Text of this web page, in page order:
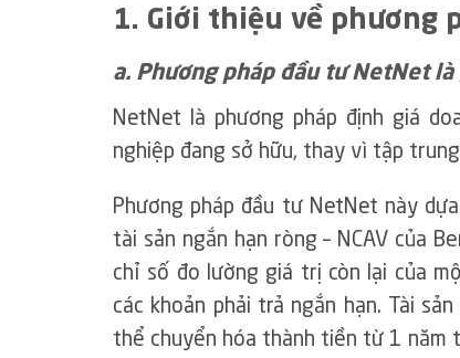
1. Giới thiệu về phương
a. Phương pháp đầu tư NetNet là
NetNet là phương pháp định giá
nghiệp đang sở hữu, thay vì tập
Phương pháp đầu tư NetNet này
tài sản ngắn hạn ròng – NCAV của
chỉ số đo lường giá trị còn lại của
các khoản phải trả ngắn hạn. Tài
thể chuyển hóa thành tiền từ 1 năm